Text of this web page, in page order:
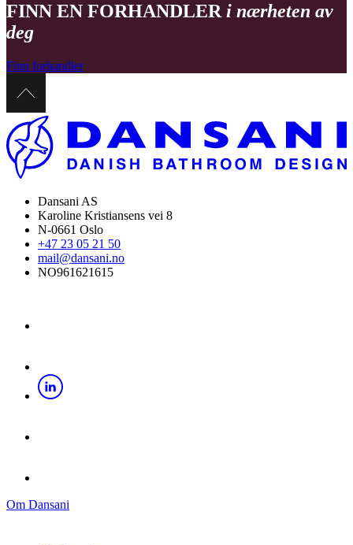
FINN EN FORHANDLER i nærheten av
deg
Finn forhandler
Dansani AS
Karoline Kristiansens vei 8
N-0661 Oslo
+47 23 05 21 50
mail@dansani.no
NO961621615
Om Dansani